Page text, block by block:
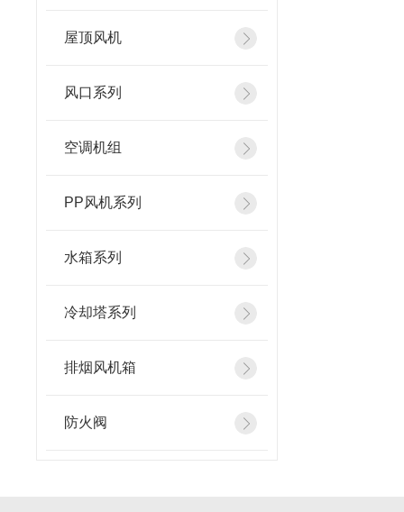
屋顶风机
风口系列
空调机组
PP风机系列
水箱系列
冷却塔系列
排烟风机箱
防火阀